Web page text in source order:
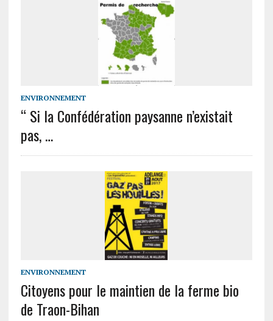
ENVIRONNEMENT
“ Si la Confédération paysanne n’existait
pas, …
ENVIRONNEMENT
Citoyens pour le maintien de la ferme bio
de Traon-Bihan